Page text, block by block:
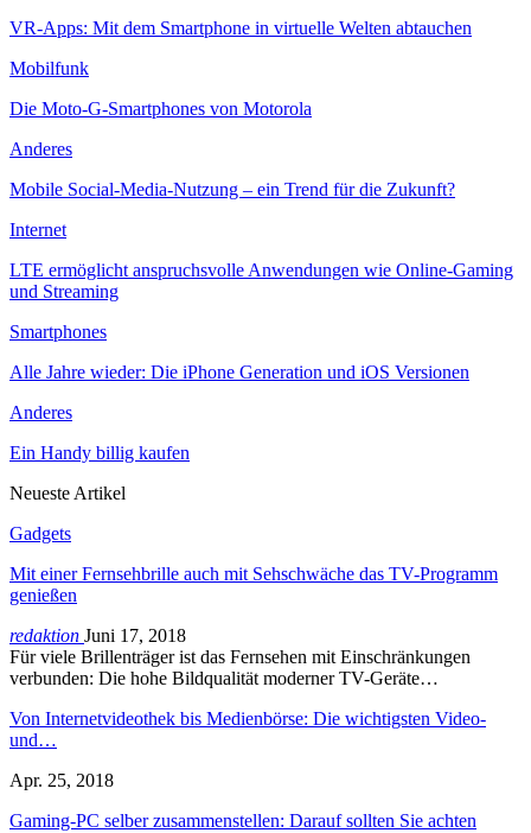
VR-Apps: Mit dem Smartphone in virtuelle Welten abtauchen
Mobilfunk
Die Moto-G-Smartphones von Motorola
Anderes
Mobile Social-Media-Nutzung – ein Trend für die Zukunft?
Internet
LTE ermöglicht anspruchsvolle Anwendungen wie Online-Gaming
und Streaming
Smartphones
Alle Jahre wieder: Die iPhone Generation und iOS Versionen
Anderes
Ein Handy billig kaufen
Neueste Artikel
Gadgets
Mit einer Fernsehbrille auch mit Sehschwäche das TV-Programm
genießen
redaktion Juni 17, 2018
Für viele Brillenträger ist das Fernsehen mit Einschränkungen
verbunden: Die hohe Bildqualität moderner TV-Geräte…
Von Internetvideothek bis Medienbörse: Die wichtigsten Video-
und…
Apr. 25, 2018
Gaming-PC selber zusammenstellen: Darauf sollten Sie achten